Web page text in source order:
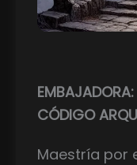
EMBAJADORA:
CÓDIGO
Maestría por